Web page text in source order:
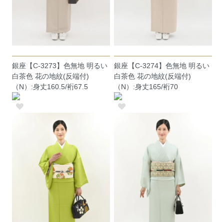
銀座【C-3273】色無地 明るい
白茶色 花の地紋(反端付)
（N）:身丈160.5/裄67.5
銀座【C-3274】色無地 明るい
白茶色 花の地紋(反端付)
（N）:身丈165/裄70